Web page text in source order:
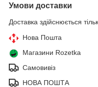
Умови доставки
Доставка здійснюється
Нова Пошта
Магазини Rozetka
Самовивіз
НОВА ПОШТА